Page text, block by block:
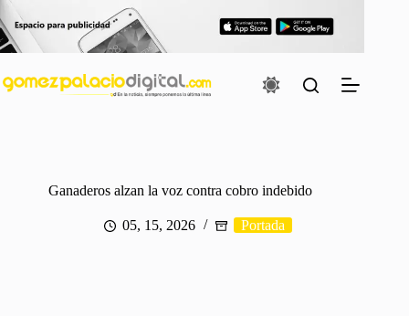
al
contenido
Ganaderos alzan la voz contra cobro indebido
05, 15, 2026 Portada